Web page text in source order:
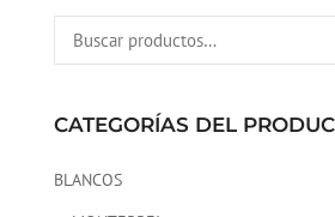
CATEGORÍAS DEL
BLANCOS